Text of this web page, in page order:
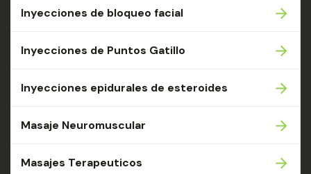
Inyecciones de bloqueo facial
Inyecciones de Puntos Gatillo
Inyecciones epidurales de esteroides
Masaje Neuromuscular
Masajes Terapeuticos